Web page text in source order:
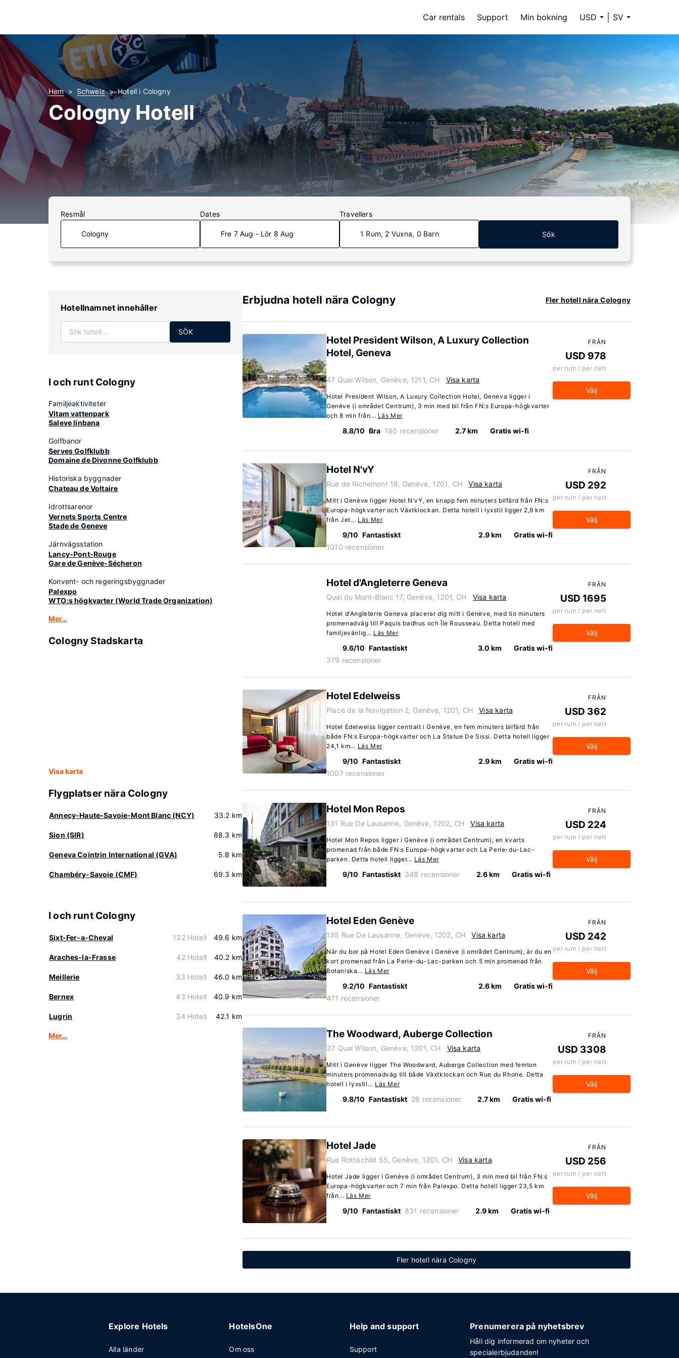
Car rentals Support Min bokning USD SV
Hem Schweiz Hotell i Cologny
Cologny Hotell
Resmål Dates
Fre 7 Aug - Lör 8 Aug
Travellers
1 Rum, 2 Vuxna, 0 Barn Sök
Hotellnamnet innehåller
SÖK
I och runt Cologny
Familjeaktiviteter
Vitam vattenpark
Saleve linbana
Golfbanor
Serves Golfklubb
Domaine de Divonne Golfklubb
Historiska byggnader
Chateau de Voltaire
Idrottsarenor
Vernets Sports Centre
Stade de Geneve
Järnvägsstation
Lancy-Pont-Rouge
Gare de Genève-Sécheron
Konvent- och regeringsbyggnader
Palexpo
WTO:s högkvarter (World Trade Organization)
Mer…
Cologny Stadskarta
Visa karta
Flygplatser nära Cologny
Annecy-Haute-Savoie-Mont Blanc (NCY) 33.2 km
Sion (SIR) 88.3 km
Geneva Cointrin International (GVA) 5.8 km
Chambéry-Savoie (CMF) 69.3 km
I och runt Cologny
Sixt-Fer-a-Cheval 132 Hotell 49.6 km
Araches-la-Frasse 42 Hotell 40.2 km
Meillerie 33 Hotell 46.0 km
Bernex 43 Hotell 40.9 km
Lugrin 34 Hotell 42.1 km
Mer…
Erbjudna hotell nära Cologny Fler hotell nära Cologny
Hotel President Wilson, A Luxury Collection
Hotel, Geneva
47 Quai Wilson, Genève, 1211, CH Visa karta
Hotel President Wilson, A Luxury Collection Hotel, Geneva ligger i
Genève (i området Centrum), 3 min med bil från FN:s Europa-högkvarter
och 8 min från... Läs Mer
8.8/10 Bra 180 recensioner 2.7 km Gratis wi-fi
FRÅN
USD 978
per rum / per natt
Välj
Hotel N'vY
Rue de Richemont 18, Genève, 1201, CH Visa karta
Mitt i Genève ligger Hotel N'vY, en knapp fem minuters bilfärd från FN:s
Europa-högkvarter och Växtklockan. Detta hotell i lyxstil ligger 2,9 km
från Jet... Läs Mer
9/10 Fantastiskt
1010 recensioner
2.9 km Gratis wi-fi
FRÅN
USD 292
per rum / per natt
Välj
Hotel d'Angleterre Geneva
Quai du Mont-Blanc 17, Genève, 1201, CH Visa karta
Hotel d'Angleterre Geneva placerar dig mitt i Genève, med tio minuters
promenadväg till Paquis badhus och Île Rousseau. Detta hotell med
familjevänlig... Läs Mer
9.6/10 Fantastiskt
379 recensioner
3.0 km Gratis wi-fi
FRÅN
USD 1695
per rum / per natt
Välj
Hotel Edelweiss
Place de la Navigation 2, Genève, 1201, CH Visa karta
Hotel Edelweiss ligger centralt i Genève, en fem minuters bilfärd från
både FN:s Europa-högkvarter och La Statue De Sissi. Detta hotell ligger
24,1 km... Läs Mer
9/10 Fantastiskt
1007 recensioner
2.9 km Gratis wi-fi
FRÅN
USD 362
per rum / per natt
Välj
Hotel Mon Repos
131 Rue De Lausanne, Genève, 1202, CH Visa karta
Hotel Mon Repos ligger i Genève (i området Centrum), en kvarts
promenad från både FN:s Europa-högkvarter och La Perle-du-Lac-
parken. Detta hotell ligger... Läs Mer
9/10 Fantastiskt 348 recensioner 2.6 km Gratis wi-fi
FRÅN
USD 224
per rum / per natt
Välj
Hotel Eden Genève
135 Rue De Lausanne, Genève, 1202, CH Visa karta
När du bor på Hotel Eden Genève i Genève (i området Centrum), är du en
kort promenad från La Perle-du-Lac-parken och 5 min promenad från
Botaniska... Läs Mer
9.2/10 Fantastiskt
471 recensioner
2.6 km Gratis wi-fi
FRÅN
USD 242
per rum / per natt
Välj
The Woodward, Auberge Collection
37 Quai Wilson, Genève, 1201, CH Visa karta
Mitt i Genève ligger The Woodward, Auberge Collection med femton
minuters promenadväg till både Växtklockan och Rue du Rhone. Detta
hotell i lyxstil... Läs Mer
9.8/10 Fantastiskt 26 recensioner 2.7 km Gratis wi-fi
FRÅN
USD 3308
per rum / per natt
Välj
Hotel Jade
Rue Rothschild 55, Genève, 1201, CH Visa karta
Hotel Jade ligger i Genève (i området Centrum), 3 min med bil från FN:s
Europa-högkvarter och 7 min från Palexpo. Detta hotell ligger 23,5 km
från... Läs Mer
9/10 Fantastiskt 831 recensioner 2.9 km Gratis wi-fi
FRÅN
USD 256
per rum / per natt
Välj
Fler hotell nära Cologny
Explore Hotels
Alla länder
HotelsOne
Om oss
Help and support
Support
Prenumerera på nyhetsbrev
Håll dig informerad om nyheter och
specialerbjudanden!